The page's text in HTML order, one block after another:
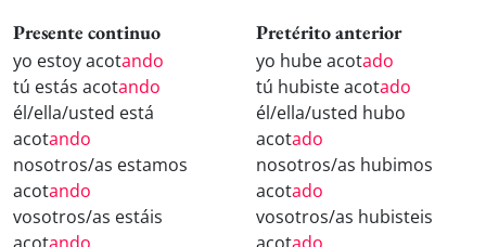
Presente continuo
yo estoy acotando
tú estás acotando
él/ella/usted está
acotando
nosotros/as estamos
acotando
vosotros/as estáis
Pretérito anterior
yo hube acotado
tú hubiste acotado
él/ella/usted hubo
acotado
nosotros/as hubimos
acotado
vosotros/as hubisteis